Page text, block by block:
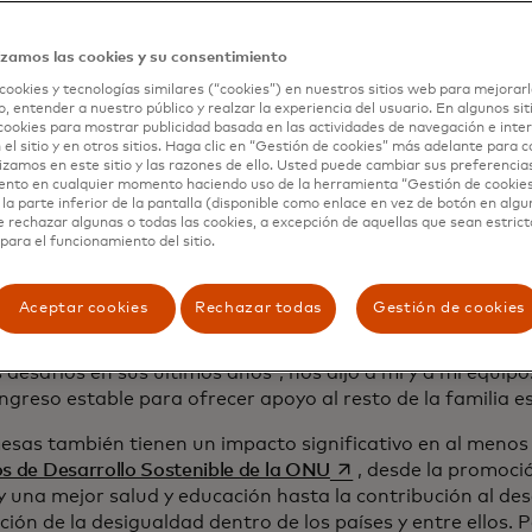
la inclusión financiera en sus comunidades. Pero
recordatorio de lo que los gobiernos y nuestra industria
una fricción dolorosa
proporcionan un salvavidas financiero a cientos de
mundo. En el caso de Nguyễn Đức Thành, un
el dinero que envía de manera regular a sus
a flote. "Las familias como la mía, donde los padres
desafíos en sus últimos años", nos dijo a mí y a mi
estable para ofrecer apoyo al resto de la familia
también tienen un impacto significativo en al menos
de Desarrollo Sostenible de la ONUse abre en una
, desde la
una mejor salud y educación hasta la contribución al
de la desigualdad dentro de los países y entre ellos.
las cookies y su consentimiento
y tecnologías similares (“cookies”) en nuestros sitios web para
entender a nuestro público y realzar la experiencia del usuario. En algunos
para mostrar publicidad basada en las actividades de navegación e
el sitio y en otros sitios. Haga clic en “Gestión de cookies” más adelante para
en este sitio y las razones de ello. Usted puede cambiar sus
en cualquier momento haciendo uso de la herramienta “Gestión de
la parte inferior de la pantalla (disponible como enlace en vez de botón en
rechazar algunas o todas las cookies, a excepción de aquellas que sean
el funcionamiento del sitio.
Aceptar cookies Rechazar todas Gestión de cookies